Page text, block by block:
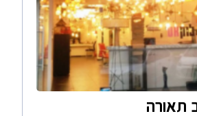
תאורה